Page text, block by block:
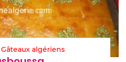
Gâteaux algériens